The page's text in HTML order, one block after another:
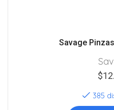
Savage
$
385